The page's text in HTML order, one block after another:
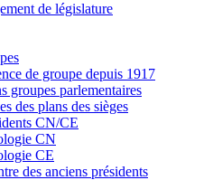
de législature
de groupe depuis 1917
groupes parlementaires
des plans des sièges
CN/CE
CN
CE
des anciens présidents